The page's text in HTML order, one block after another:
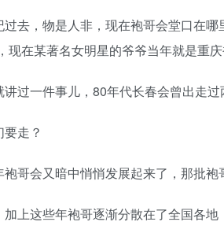
过去，物是人非，现在袍哥会堂口在
现在某著名女明星的爷爷当年就是重庆
过一件事儿，80年代长春会曾出走
走？
哥会又暗中悄悄发展起来了，那批袍
上这些年袍哥逐渐分散在了全国各